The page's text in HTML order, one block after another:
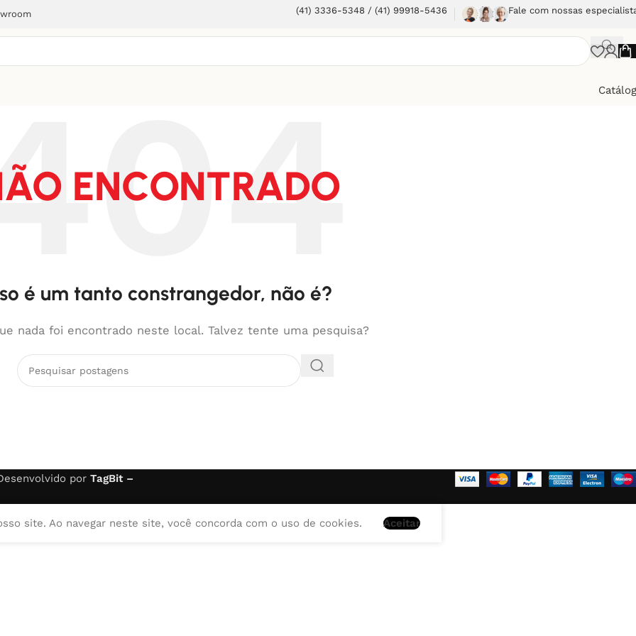
(41) 3336-5348 / (41) 99918-5436 Fale com nossas
ENCONTRADO
é um tanto constrangedor, não é?
nada foi encontrado neste local. Talvez tente uma pesquisa?
por TagBit –
site. Ao navegar neste site, você concorda com o uso de cookies. Aceitar